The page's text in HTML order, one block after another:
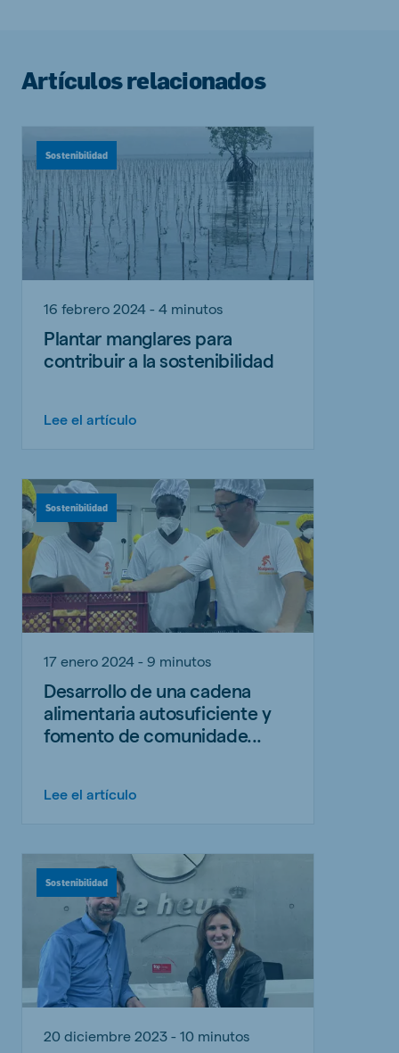
Artículos relacionados
Sostenibilidad
16 febrero 2024 - 4 minutos
Plantar manglares para
contribuir a la sostenibilidad
Lee el artículo
Sostenibilidad
17 enero 2024 - 9 minutos
Desarrollo de una cadena
alimentaria autosuficiente y
fomento de comunidade...
Lee el artículo
Sostenibilidad
20 diciembre 2023 - 10 minutos